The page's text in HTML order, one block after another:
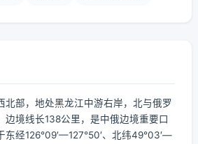
北部，地处黑龙江中游右岸，北与俄罗
边境线长138公里，是中俄边境重要口
东经126°09′—127°50′、北纬49°03′—